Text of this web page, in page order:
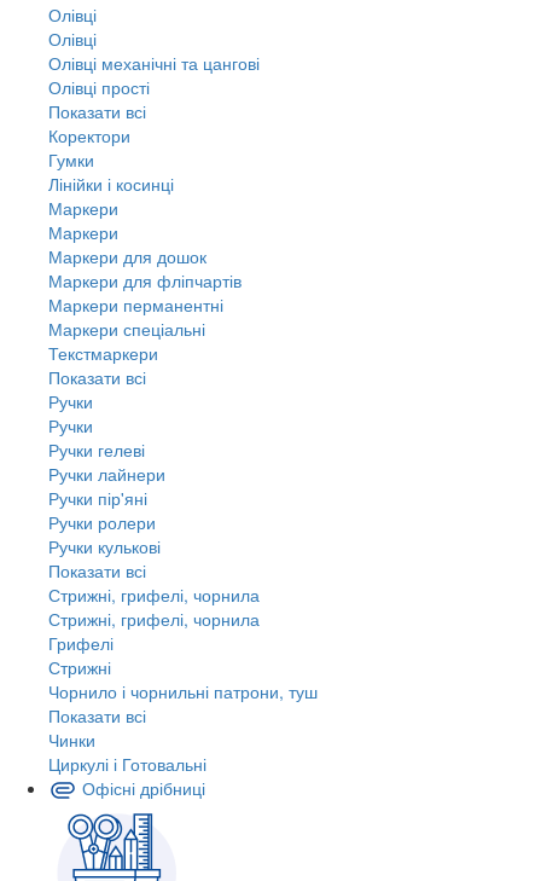
Олівці
Олівці
Олівці механічні та цангові
Олівці прості
Показати всі
Коректори
Гумки
Лінійки і косинці
Маркери
Маркери
Маркери для дошок
Маркери для фліпчартів
Маркери перманентні
Маркери спеціальні
Текстмаркери
Показати всі
Ручки
Ручки
Ручки гелеві
Ручки лайнери
Ручки пір'яні
Ручки ролери
Ручки кулькові
Показати всі
Стрижні, грифелі, чорнила
Стрижні, грифелі, чорнила
Грифелі
Стрижні
Чорнило і чорнильні патрони, туш
Показати всі
Чинки
Циркулі і Готовальні
Офісні дрібниці